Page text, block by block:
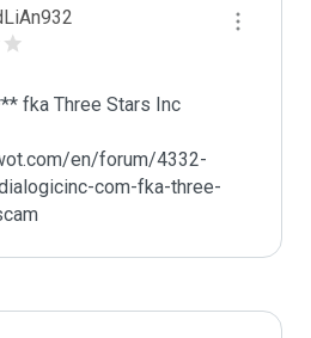
fka Three Stars Inc
en/forum/4332-
com-fka-three-